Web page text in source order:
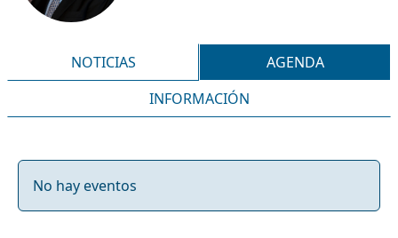
NOTICIAS
AGENDA
INFORMACIÓN
No hay eventos